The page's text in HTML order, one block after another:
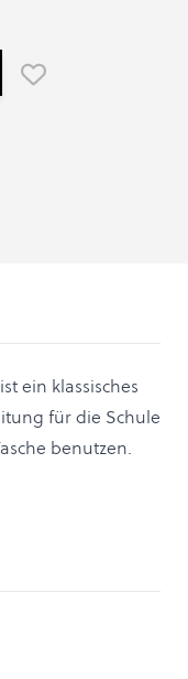
ein klassisches
für die Schule
benutzen.